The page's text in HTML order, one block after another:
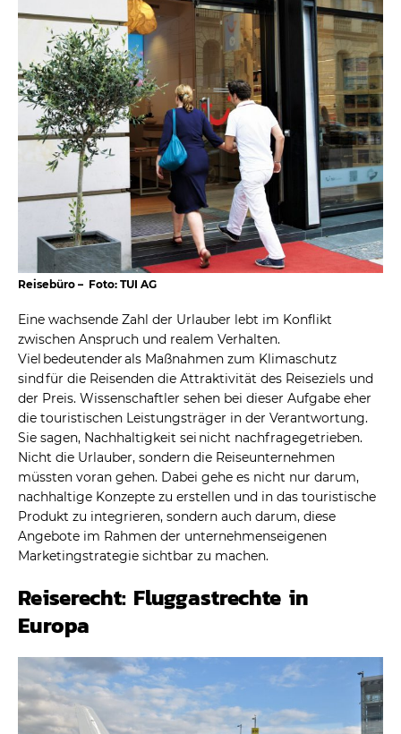
Reisebüro – Foto: TUI AG
Eine wachsende Zahl der Urlauber lebt im Konflikt
zwischen Anspruch und realem Verhalten.
Viel bedeutender als Maßnahmen zum Klimaschutz
sind für die Reisenden die Attraktivität des Reiseziels und
der Preis. Wissenschaftler sehen bei dieser Aufgabe eher
die touristischen Leistungsträger in der Verantwortung.
Sie sagen, Nachhaltigkeit sei nicht nachfragegetrieben.
Nicht die Urlauber, sondern die Reiseunternehmen
müssten voran gehen. Dabei gehe es nicht nur darum,
nachhaltige Konzepte zu erstellen und in das touristische
Produkt zu integrieren, sondern auch darum, diese
Angebote im Rahmen der unternehmenseigenen
Marketingstrategie sichtbar zu machen.
Reiserecht: Fluggastrechte in
Europa